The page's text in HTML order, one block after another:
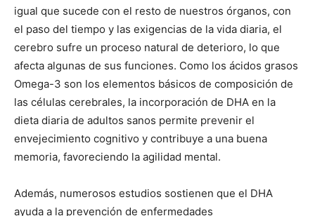
igual que sucede con el resto de nuestros órganos, con
el paso del tiempo y las exigencias de la vida diaria, el
cerebro sufre un proceso natural de deterioro, lo que
afecta algunas de sus funciones. Como los ácidos grasos
Omega-3 son los elementos básicos de composición de
las células cerebrales, la incorporación de DHA en la
dieta diaria de adultos sanos permite prevenir el
envejecimiento cognitivo y contribuye a una buena
memoria, favoreciendo la agilidad mental.
Además, numerosos estudios sostienen que el DHA
ayuda a la prevención de enfermedades